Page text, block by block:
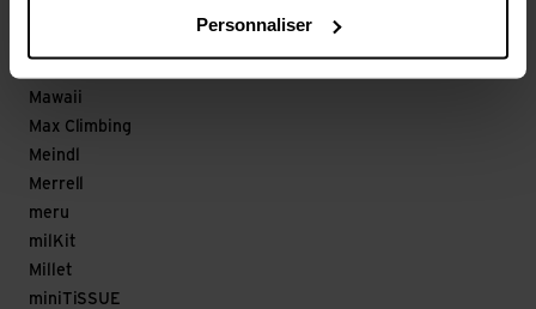
Personnaliser
Mawaii
Max Climbing
Meindl
Merrell
meru
milKit
Millet
miniTiSSUE